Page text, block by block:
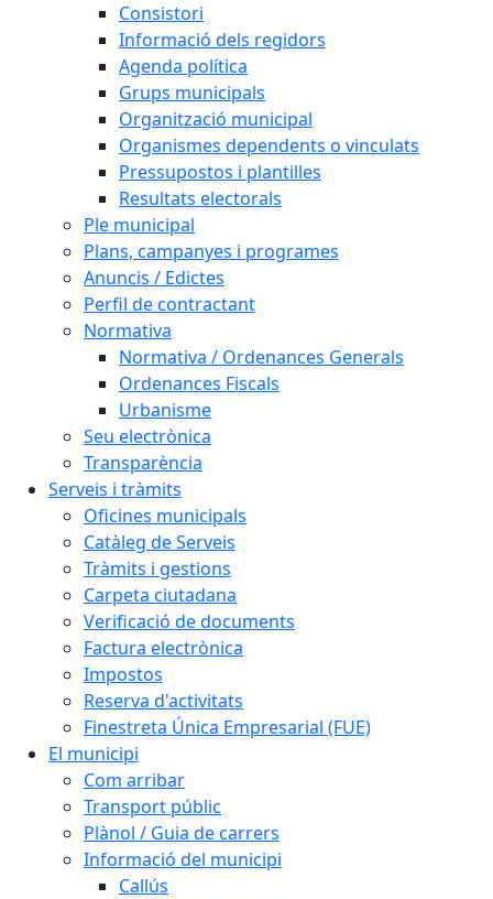
Consistori
Informació dels regidors
Agenda política
Grups municipals
Organització municipal
Organismes dependents o vinculats
Pressupostos i plantilles
Resultats electorals
Ple municipal
Plans, campanyes i programes
Anuncis / Edictes
Perfil de contractant
Normativa
Normativa / Ordenances Generals
Ordenances Fiscals
Urbanisme
Seu electrònica
Transparència
Serveis i tràmits
Oficines municipals
Catàleg de Serveis
Tràmits i gestions
Carpeta ciutadana
Verificació de documents
Factura electrònica
Impostos
Reserva d'activitats
Finestreta Única Empresarial (FUE)
El municipi
Com arribar
Transport públic
Plànol / Guia de carrers
Informació del municipi
Callús